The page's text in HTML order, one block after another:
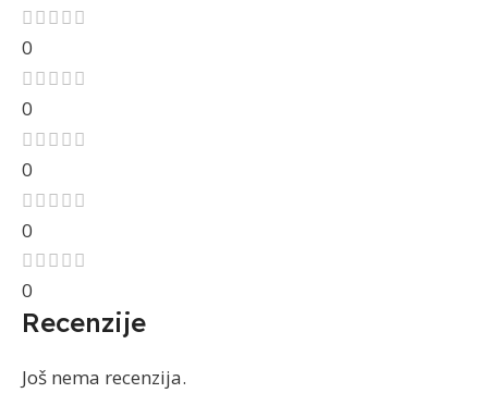
0
0
0
0
0
Recenzije
Još nema recenzija.